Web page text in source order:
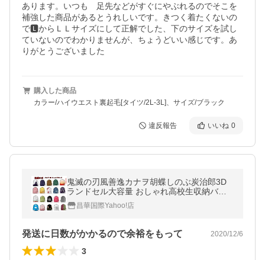
あります。いつも　足先などがすぐにやぶれるのでそこを
補強した商品があるとうれしいです。きつく着たくないの
で🅻からＬＬサイズにして正解でした、下のサイズを試し
ていないのでわかりませんが、ちょうどいい感じです。あ
りがとうございました
購入した商品
カラー/ハイウエスト裏起毛[タイツ/2L-3L]、サイズ/ブラック
違反報告 いいね 0
鬼滅の刃風善逸カナヲ胡蝶しのぶ炭治郎3D
ランドセル大容量 おしゃれ高校生収納バッ
グ学生子供女の子男の子リュックサックラン
ドセル
昌華国際Yahoo!店
発送に日数がかかるので余裕をもって 2020/12/6
3